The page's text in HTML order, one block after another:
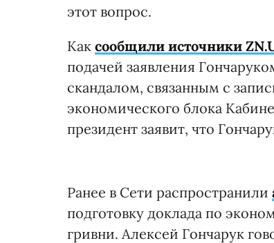
этот вопрос.
Как сообщили источники
подачей заявления
скандалом, связанным с
экономического блока
президент заявит, что
Ранее в Сети распространили
подготовку доклада по
гривни. Алексей Гончарук